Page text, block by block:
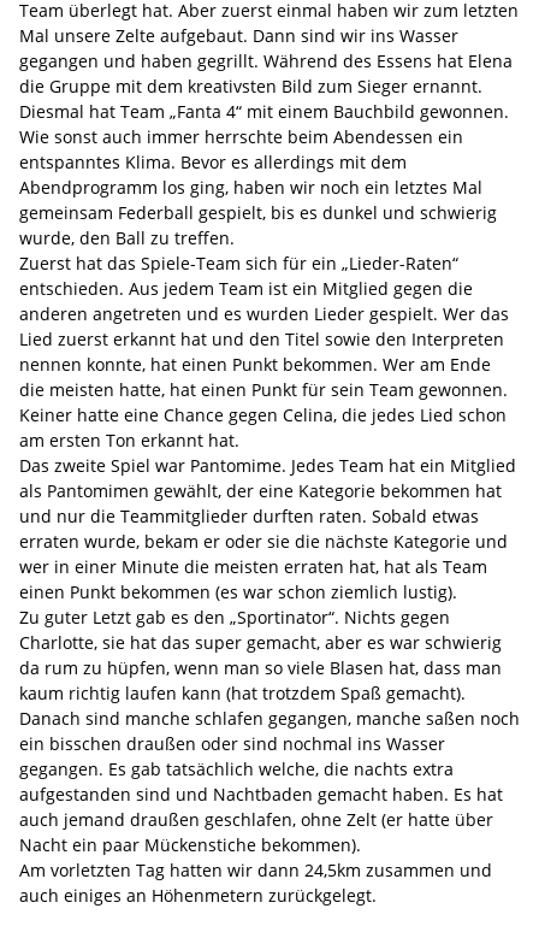
Team überlegt hat. Aber zuerst einmal haben wir zum letzten
Mal unsere Zelte aufgebaut. Dann sind wir ins Wasser
gegangen und haben gegrillt. Während des Essens hat Elena
die Gruppe mit dem kreativsten Bild zum Sieger ernannt.
Diesmal hat Team „Fanta 4“ mit einem Bauchbild gewonnen.
Wie sonst auch immer herrschte beim Abendessen ein
entspanntes Klima. Bevor es allerdings mit dem
Abendprogramm los ging, haben wir noch ein letztes Mal
gemeinsam Federball gespielt, bis es dunkel und schwierig
wurde, den Ball zu treffen.
Zuerst hat das Spiele-Team sich für ein „Lieder-Raten“
entschieden. Aus jedem Team ist ein Mitglied gegen die
anderen angetreten und es wurden Lieder gespielt. Wer das
Lied zuerst erkannt hat und den Titel sowie den Interpreten
nennen konnte, hat einen Punkt bekommen. Wer am Ende
die meisten hatte, hat einen Punkt für sein Team gewonnen.
Keiner hatte eine Chance gegen Celina, die jedes Lied schon
am ersten Ton erkannt hat.
Das zweite Spiel war Pantomime. Jedes Team hat ein Mitglied
als Pantomimen gewählt, der eine Kategorie bekommen hat
und nur die Teammitglieder durften raten. Sobald etwas
erraten wurde, bekam er oder sie die nächste Kategorie und
wer in einer Minute die meisten erraten hat, hat als Team
einen Punkt bekommen (es war schon ziemlich lustig).
Zu guter Letzt gab es den „Sportinator“. Nichts gegen
Charlotte, sie hat das super gemacht, aber es war schwierig
da rum zu hüpfen, wenn man so viele Blasen hat, dass man
kaum richtig laufen kann (hat trotzdem Spaß gemacht).
Danach sind manche schlafen gegangen, manche saßen noch
ein bisschen draußen oder sind nochmal ins Wasser
gegangen. Es gab tatsächlich welche, die nachts extra
aufgestanden sind und Nachtbaden gemacht haben. Es hat
auch jemand draußen geschlafen, ohne Zelt (er hatte über
Nacht ein paar Mückenstiche bekommen).
Am vorletzten Tag hatten wir dann 24,5km zusammen und
auch einiges an Höhenmetern zurückgelegt.